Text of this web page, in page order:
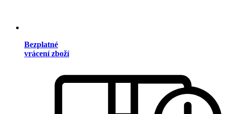
Bezplatné
vrácení zboží